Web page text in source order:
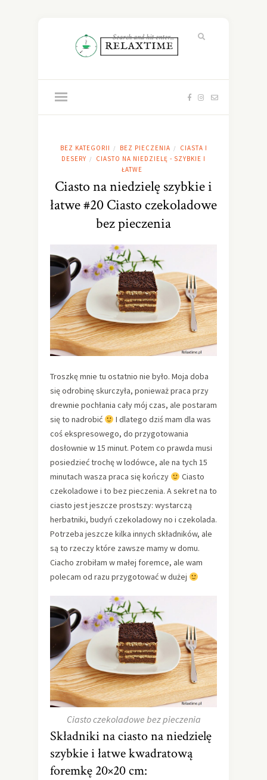
BEZ KATEGORII / BEZ PIECZENIA /
CIASTA I
DESERY /
CIASTO NA NIEDZIELĘ - SZYBKIE I
ŁATWE
Ciasto na niedzielę szybkie i
łatwe #20 Ciasto czekoladowe
bez pieczenia
Troszkę mnie tu ostatnio nie było. Moja doba
się odrobinę skurczyła, ponieważ praca przy
drewnie pochłania cały mój czas, ale postaram
się to nadrobić
I dlatego dziś mam dla was
coś ekspresowego, do przygotowania
dosłownie w 15 minut. Potem co prawda musi
posiedzieć trochę w lodówce, ale na tych 15
minutach wasza praca się kończy
Ciasto
czekoladowe i to bez pieczenia. A sekret na to
ciasto jest jeszcze prostszy: wystarczą
herbatniki, budyń czekoladowy no i czekolada.
Potrzeba jeszcze kilka innych składników, ale
są to rzeczy które zawsze mamy w domu.
Ciacho zrobiłam w małej foremce, ale wam
polecam od razu przygotować w dużej
Ciasto czekoladowe bez pieczenia
Składniki na ciasto na niedzielę
szybkie i łatwe kwadratową
foremkę 20×20 cm: